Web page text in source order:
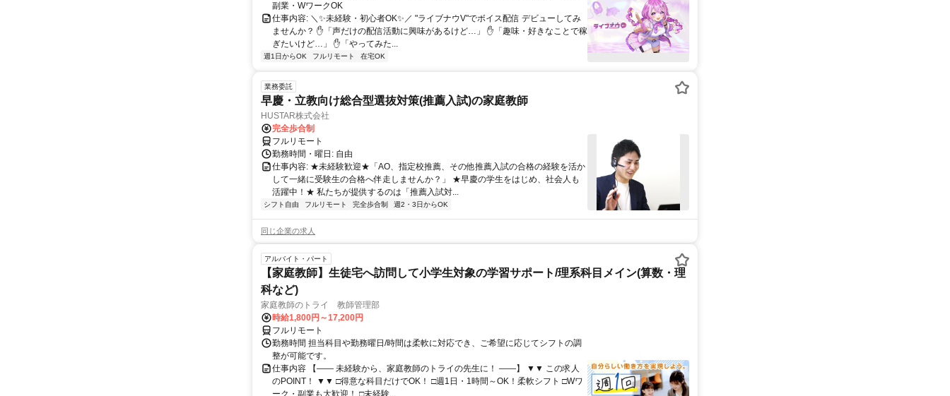
副業・WワークOK
仕事内容: ＼✨未経験・初心者OK✨／ "ライブナウV"でボイス配信 デビューしてみ
ませんか？ ✋「声だけの配信活動に興味があるけど…」 ✋「趣味・好きなことで稼
ぎたいけど…」 ✋「やってみた...
週1日からOK フルリモート 在宅OK
業務委託
早慶・立教向け総合型選抜対策(推薦入試)の家庭教師
HUSTAR株式会社
完全歩合制
フルリモート
勤務時間・曜日: 自由
仕事内容: ★未経験歓迎★「AO、指定校推薦、その他推薦入試の合格の経験を活か
して一緒に受験生の合格へ伴走しませんか？」 ★早慶の学生をはじめ、社会人も
活躍中！★ 私たちが提供するのは「推薦入試対...
シフト自由 フルリモート 完全歩合制 週2・3日からOK
同じ企業の求人
アルバイト・パート
【家庭教師】生徒宅へ訪問して小学生対象の学習サポート/理系科目メイン(算数・理
科など)
家庭教師のトライ 教師管理部
時給1,800円～17,200円
フルリモート
勤務時間 担当科目や勤務曜日/時間は柔軟に対応でき、ご希望に応じてシフトの調
整が可能です。
仕事内容 【―― 未経験から、家庭教師のトライの先生に！ ――】 ▼▼ この求人
のPOINT！ ▼▼ □得意な科目だけでOK！ □週1日・1時間～OK！柔軟シフト □Wワ
ーク・副業も大歓迎！ □未経験...